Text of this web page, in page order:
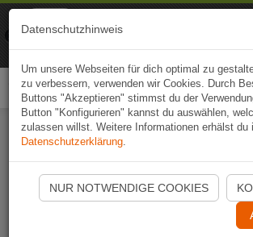
Naviki App jetzt
Datenschutzhinweis
Um unsere Webseiten für dich optimal zu
zu verbessern, verwenden wir Cookies. Durch
Buttons "Akzeptieren" stimmst du der
Button "Konfigurieren" kannst du auswählen,
zulassen willst. Weitere Informationen erhälst du
Datenschutzerklärung.
NUR NOTWENDIGE COOKIES
Naviki